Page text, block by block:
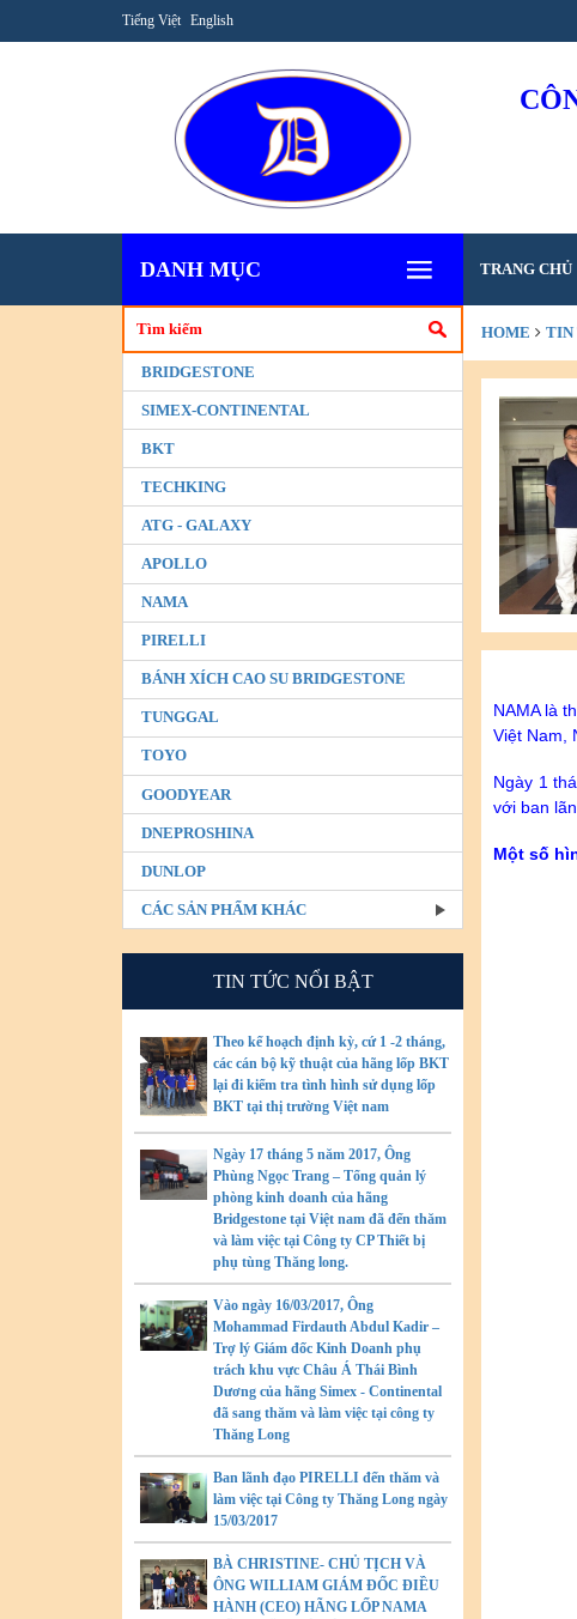
Tiếng Việt English
DANH MỤC TRANG CHỦ
BRIDGESTONE
SIMEX-CONTINENTAL
BKT
TECHKING
ATG - GALAXY
APOLLO
NAMA
PIRELLI
BÁNH XÍCH CAO SU BRIDGESTONE
TUNGGAL
TOYO
GOODYEAR
DNEPROSHINA
DUNLOP
CÁC SẢN PHẨM KHÁC
TIN TỨC NỔI BẬT
Theo kế hoạch định kỳ, cứ 1 -2 tháng,
các cán bộ kỹ thuật của hãng lốp BKT
lại đi kiểm tra tình hình sử dụng lốp
BKT tại thị trường Việt nam
Ngày 17 tháng 5 năm 2017, Ông
Phùng Ngọc Trang – Tổng quản lý
phòng kinh doanh của hãng
Bridgestone tại Việt nam đã đến thăm
và làm việc tại Công ty CP Thiết bị
phụ tùng Thăng long.
Vào ngày 16/03/2017, Ông
Mohammad Firdauth Abdul Kadir –
Trợ lý Giám đốc Kinh Doanh phụ
trách khu vực Châu Á Thái Bình
Dương của hãng Simex - Continental
đã sang thăm và làm việc tại công ty
Thăng Long
Ban lãnh đạo PIRELLI đến thăm và
làm việc tại Công ty Thăng Long ngày
15/03/2017
BÀ CHRISTINE- CHỦ TỊCH VÀ
ÔNG WILLIAM GIÁM ĐỐC ĐIỀU
HÀNH (CEO) HÃNG LỐP NAMA
HOME TIN
NAMA là
Việt Nam,
Ngày 1
với ban
Một số